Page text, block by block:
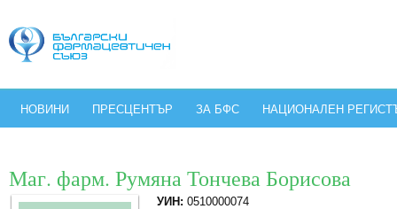
НОВИНИ ПРЕСЦЕНТЪР ЗА БФС НАЦИОНАЛЕН
Маг. фарм. Румяна Тончева Борисова
УИН: 0510000074